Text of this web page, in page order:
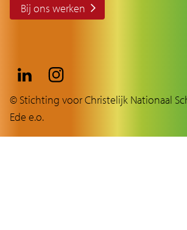
Bij ons werken
© Stichting voor Christelijk Nationaal
Ede e.o.